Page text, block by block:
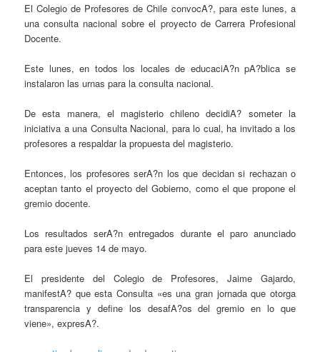
El Colegio de Profesores de Chile convocA?, para este lunes, a
una consulta nacional sobre el proyecto de Carrera Profesional
Docente.
Este lunes, en todos los locales de educaciA?n pA?blica se
instalaron las urnas para la consulta nacional.
De esta manera, el magisterio chileno decidiA? someter la
iniciativa a una Consulta Nacional, para lo cual, ha invitado a los
profesores a respaldar la propuesta del magisterio.
Entonces, los profesores serA?n los que decidan si rechazan o
aceptan tanto el proyecto del Gobierno, como el que propone el
gremio docente.
Los resultados serA?n entregados durante el paro anunciado
para este jueves 14 de mayo.
El presidente del Colegio de Profesores, Jaime Gajardo,
manifestA? que esta Consulta «es una gran jornada que otorga
transparencia y define los desafA?os del gremio en lo que
viene», expresA?.